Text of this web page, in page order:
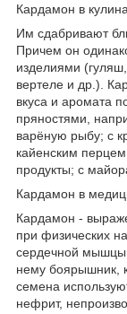
Кардамон в
Им сдабривают
Причем он
изделиями
вертеле и др.).
вкуса и аромата
пряностями,
варёную рыбу; с
кайенским
продукты; с
Кардамон в
Кардамон -
при физических
сердечной мышцы,
нему боярышник,
семена
нефрит,